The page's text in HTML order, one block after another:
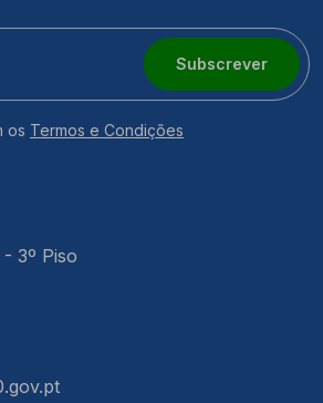
Subscrever
os Termos e Condições
3º Piso